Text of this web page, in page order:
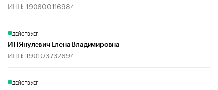
ИНН: 190600116984
ДЕЙСТВУЕТ
ИП Янулевич Елена Владимировна
ИНН: 190103732694
ДЕЙСТВУЕТ